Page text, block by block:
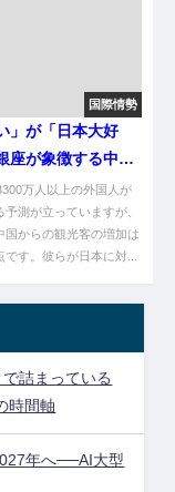
国際情勢
」が「日本大好
座が象徴する中国
り万人以上の外国人が
予測が立っていますが、
国からの観光客の増加は
す。彼らが日本に対...
詰まっている
時間軸
年へ──AI大型